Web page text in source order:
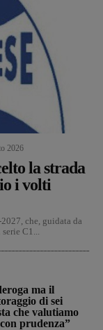
2026
la strada
i volti
che, guidata da
C1...
ma il
di sei
che valutiamo
prudenza”